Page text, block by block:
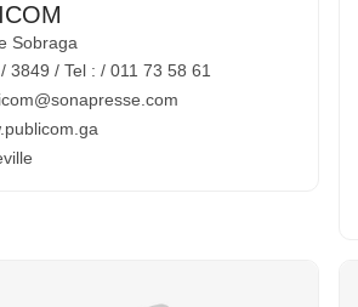
Sobraga
3849 / Tel : / 011 73 58 61